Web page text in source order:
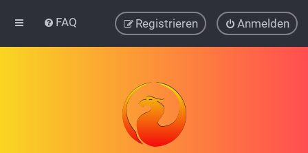
FAQ Anmelden
Registrieren